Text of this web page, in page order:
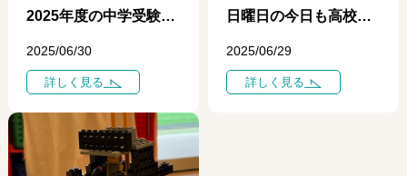
2025年度の中学受験について、 ６月２７日付 朝日小学生新聞より
2025/06/30
詳しく見る
日曜日の今日も高校生達は期末テスト対策で通塾しています。
2025/06/29
詳しく見る